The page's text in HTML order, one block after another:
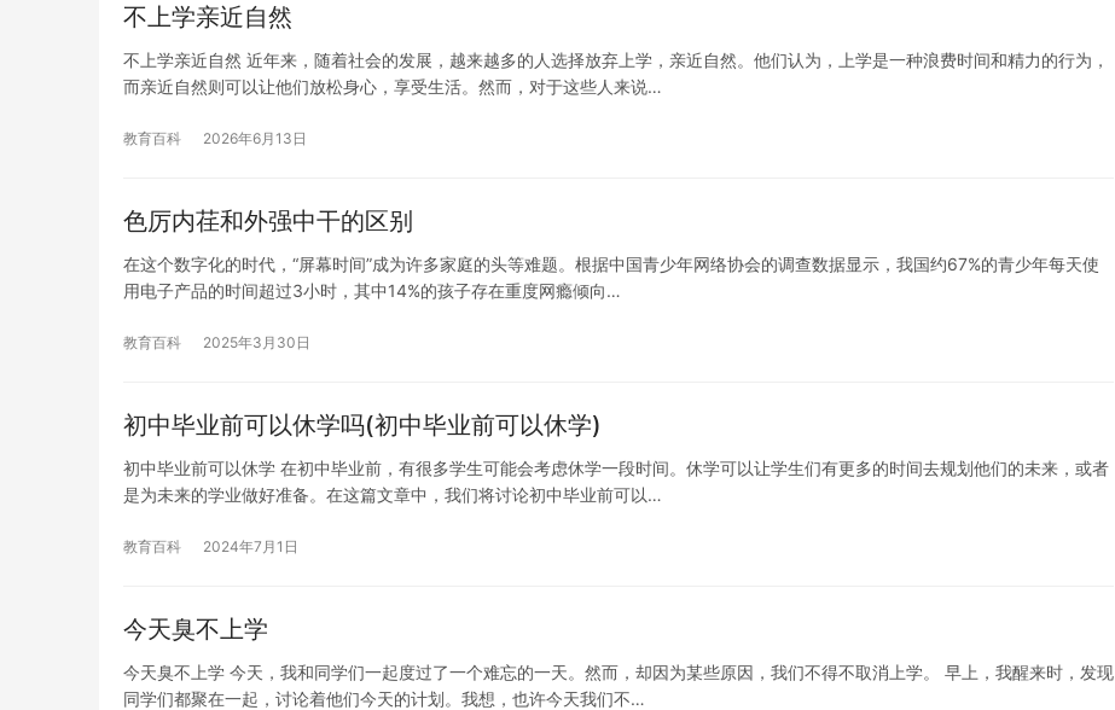
不上学亲近自然
不上学亲近自然 近年来，随着社会的发展，越来越多的人选择放弃上学，亲近自然。他们认为，上学是一种浪费时间和精力的行为，
而亲近自然则可以让他们放松身心，享受生活。然而，对于这些人来说…
教育百科 2026年6月13日
色厉内荏和外强中干的区别
在这个数字化的时代，“屏幕时间”成为许多家庭的头等难题。根据中国青少年网络协会的调查数据显示，我国约67%的青少年每天使
用电子产品的时间超过3小时，其中14%的孩子存在重度网瘾倾向…
教育百科 2025年3月30日
初中毕业前可以休学吗(初中毕业前可以休学)
初中毕业前可以休学 在初中毕业前，有很多学生可能会考虑休学一段时间。休学可以让学生们有更多的时间去规划他们的未来，或者
是为未来的学业做好准备。在这篇文章中，我们将讨论初中毕业前可以…
教育百科 2024年7月1日
今天臭不上学
今天臭不上学 今天，我和同学们一起度过了一个难忘的一天。然而，却因为某些原因，我们不得不取消上学。 早上，我醒来时，发现
同学们都聚在一起，讨论着他们今天的计划。我想，也许今天我们不…